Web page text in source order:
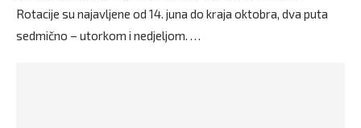
Rotacije su najavljene od 14. juna do kraja oktobra, dva puta
sedmično – utorkom i nedjeljom. …